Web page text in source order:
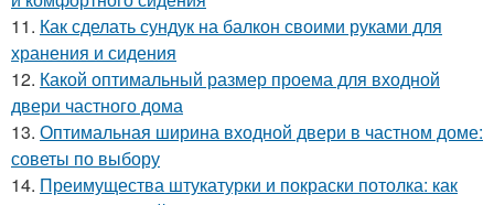
11. Как сделать сундук на балкон своими руками для
хранения и сидения
12. Какой оптимальный размер проема для входной
двери частного дома
13. Оптимальная ширина входной двери в частном доме:
советы по выбору
14. Преимущества штукатурки и покраски потолка: как